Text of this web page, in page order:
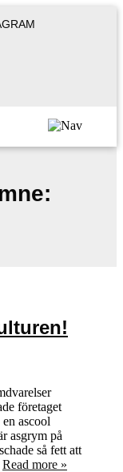
företaget
ascool
asgrym på
så fett att
Read more »